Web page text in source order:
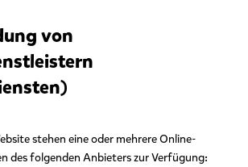
von
stehen eine oder mehrere Online-
des folgenden Anbieters zur Verfügung: